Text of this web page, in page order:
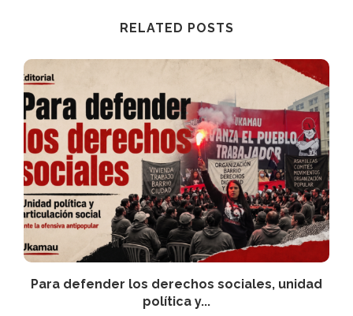
RELATED POSTS
Para defender los derechos sociales, unidad
política y...